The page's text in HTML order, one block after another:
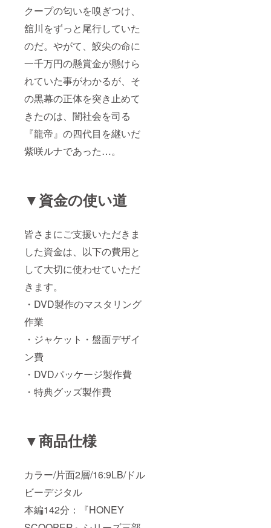
クープの匂いを嗅ぎつけ、
舘川をずっと尾行していた
のだ。やがて、鮫尖の命に
一千万円の懸賞金が懸けら
れていた事がわかるが、そ
の黒幕の正体を突き止めて
きたのは、闇社会を司る
『龍帝』の四代目を継いだ
紫咲ルナであった…。
▼資金の使い道
皆さまにご支援いただきま
した資金は、以下の費用と
して大切に使わせていただ
きます。
・DVD製作のマスタリング
作業
・ジャケット・盤面デザイ
ン費
・DVDパッケージ製作費
・特典グッズ製作費
▼商品仕様
カラー/片面2層/16:9LB/ドル
ビーデジタル
本編142分：『HONEY